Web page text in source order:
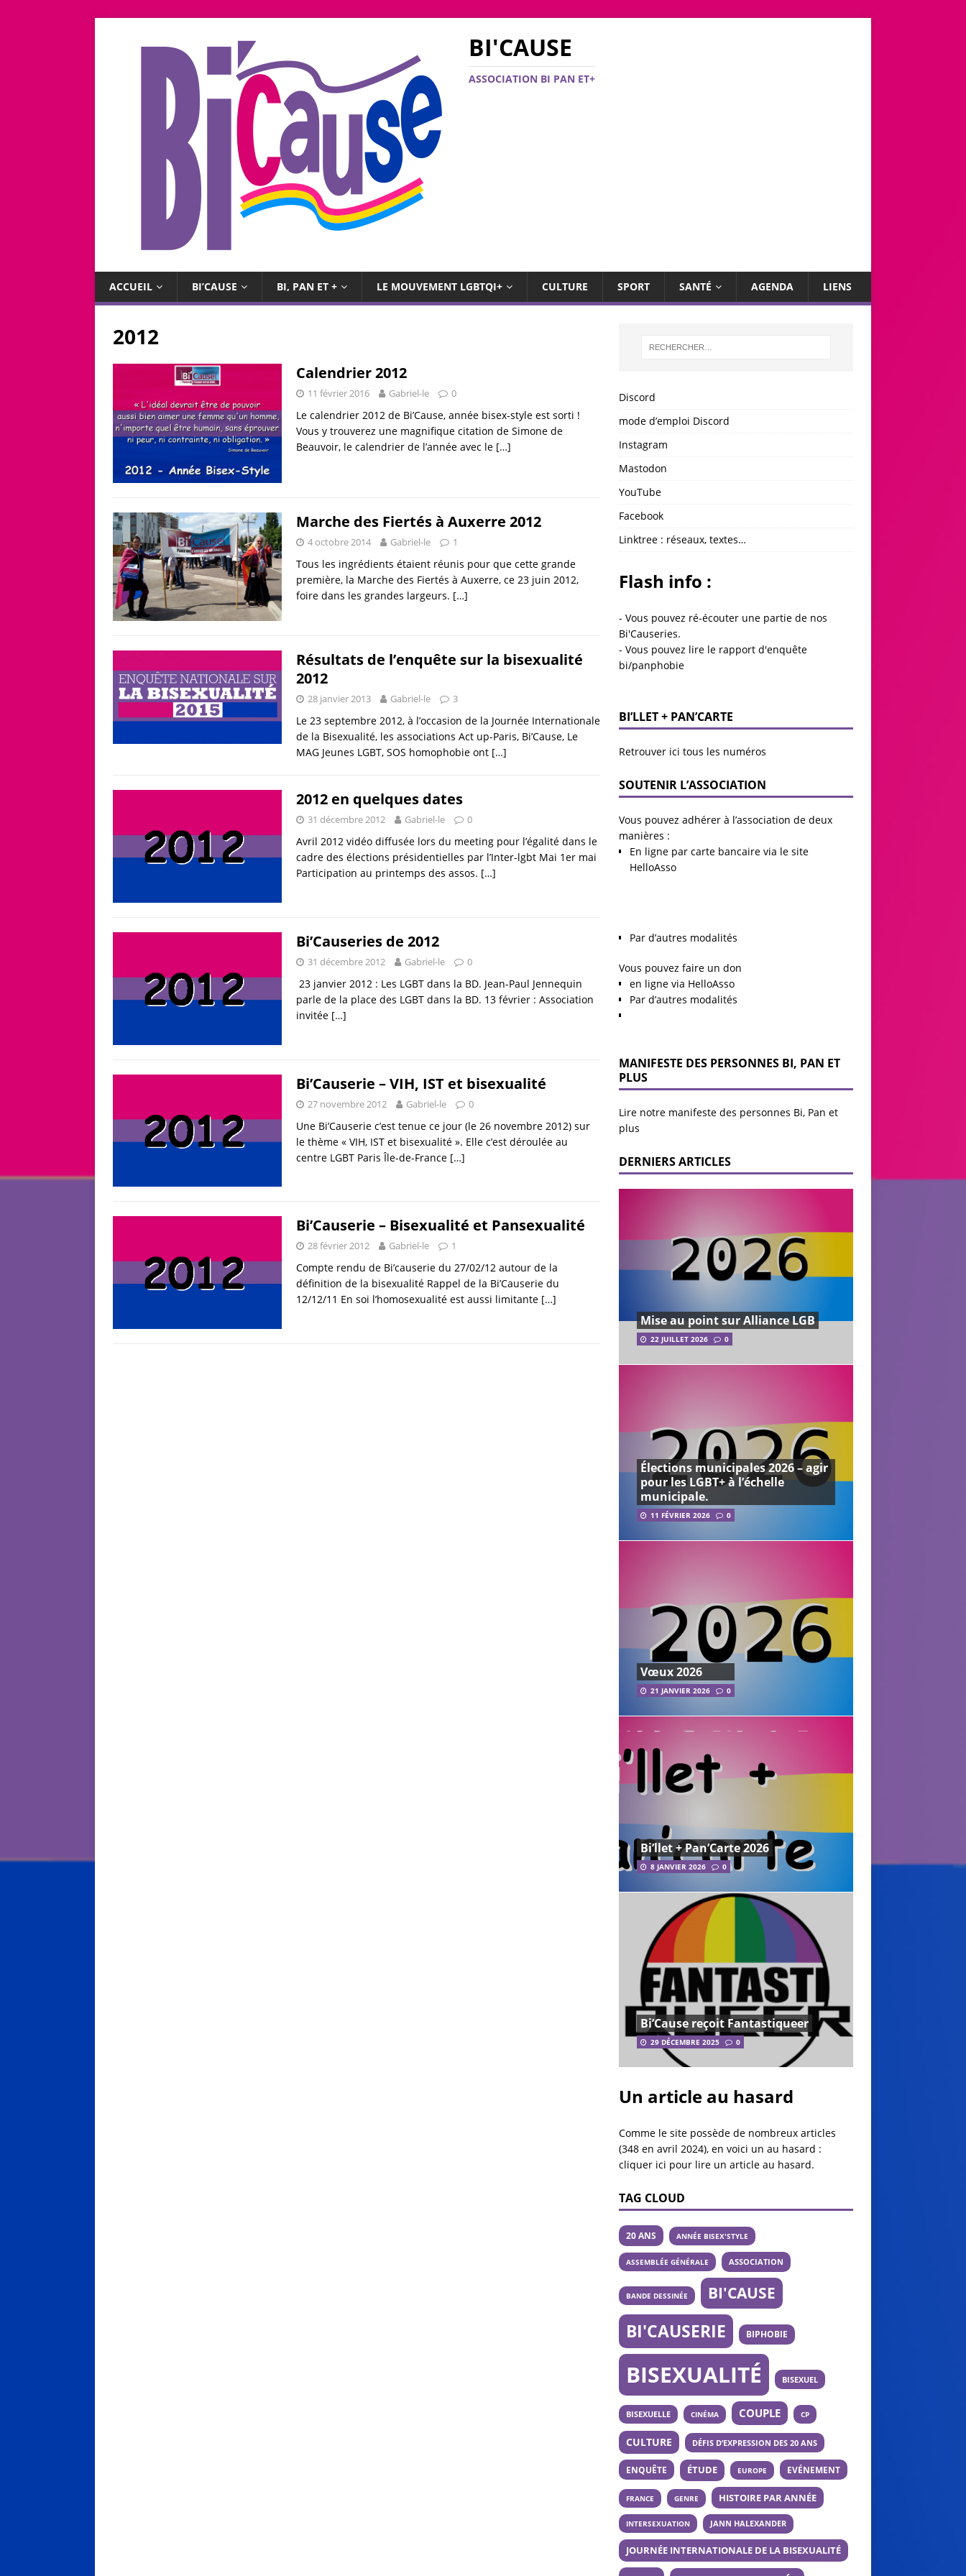
BI'CAUSE
ASSOCIATION BI PAN ET+
ACCUEIL BI’CAUSE BI, PAN ET + LE MOUVEMENT LGBTQI+ CULTURE SPORT SANTÉ AGENDA LIENS
2012
Calendrier 2012
11 février 2016 Gabriel-le 0
Le calendrier 2012 de Bi’Cause, année bisex-style est sorti !
Vous y trouverez une magnifique citation de Simone de
Beauvoir, le calendrier de l’année avec le […]
Marche des Fiertés à Auxerre 2012
4 octobre 2014 Gabriel-le 1
Tous les ingrédients étaient réunis pour que cette grande
première, la Marche des Fiertés à Auxerre, ce 23 juin 2012,
foire dans les grandes largeurs. […]
Résultats de l’enquête sur la bisexualité
2012
28 janvier 2013 Gabriel-le 3
Le 23 septembre 2012, à l’occasion de la Journée Internationale
de la Bisexualité, les associations Act up-Paris, Bi’Cause, Le
MAG Jeunes LGBT, SOS homophobie ont […]
2012 en quelques dates
31 décembre 2012 Gabriel-le 0
Avril 2012 vidéo diffusée lors du meeting pour l’égalité dans le
cadre des élections présidentielles par l’Inter-lgbt Mai 1er mai
Participation au printemps des assos. […]
Bi’Causeries de 2012
31 décembre 2012 Gabriel-le 0
23 janvier 2012 : Les LGBT dans la BD. Jean-Paul Jennequin
parle de la place des LGBT dans la BD. 13 février : Association
invitée […]
Bi’Causerie – VIH, IST et bisexualité
27 novembre 2012 Gabriel-le 0
Une Bi’Causerie c’est tenue ce jour (le 26 novembre 2012) sur
le thème « VIH, IST et bisexualité ». Elle c’est déroulée au
centre LGBT Paris Île-de-France […]
Bi’Causerie – Bisexualité et Pansexualité
28 février 2012 Gabriel-le 1
Compte rendu de Bi’causerie du 27/02/12 autour de la
définition de la bisexualité Rappel de la Bi’Causerie du
12/12/11 En soi l’homosexualité est aussi limitante […]
Discord
mode d’emploi Discord
Instagram
Mastodon
YouTube
Facebook
Linktree : réseaux, textes…
Flash info :
- Vous pouvez ré-écouter une partie de nos
Bi'Causeries.
- Vous pouvez lire le rapport d'enquête
bi/panphobie
BI’LLET + PAN’CARTE
Retrouver ici tous les numéros
SOUTENIR L’ASSOCIATION
Vous pouvez adhérer à l’association de deux
manières :
En ligne par carte bancaire via le site
HelloAsso
Par d’autres modalités
Vous pouvez faire un don
en ligne via HelloAsso
Par d’autres modalités
MANIFESTE DES PERSONNES BI, PAN ET
PLUS
Lire notre manifeste des personnes Bi, Pan et
plus
DERNIERS ARTICLES
Mise au point sur Alliance LGB
22 JUILLET 2026 0
Élections municipales 2026 – agir
pour les LGBT+ à l’échelle
municipale.
11 FÉVRIER 2026 0
Vœux 2026
21 JANVIER 2026 0
Bi’llet + Pan’Carte 2026
8 JANVIER 2026 0
Bi’Cause reçoit Fantastiqueer
29 DÉCEMBRE 2025 0
Un article au hasard
Comme le site possède de nombreux articles
(348 en avril 2024), en voici un au hasard :
cliquer ici pour lire un article au hasard.
TAG CLOUD
20 ANS ANNÉE BISEX'STYLE
ASSEMBLÉE GÉNÉRALE ASSOCIATION
BANDE DESSINÉE BI'CAUSE
BI'CAUSERIE BIPHOBIE
BISEXUALITÉ BISEXUEL
BISEXUELLE CINÉMA COUPLE CP
CULTURE DÉFIS D’EXPRESSION DES 20 ANS
ENQUÊTE ÉTUDE EUROPE EVÉNEMENT
FRANCE GENRE HISTOIRE PAR ANNÉE
INTERSEXUATION JANN HALEXANDER
JOURNÉE INTERNATIONALE DE LA BISEXUALITÉ